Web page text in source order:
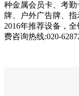
种金属会员卡、考
牌、户外广告牌、
2016年推荐设备，
费咨询热线:020-